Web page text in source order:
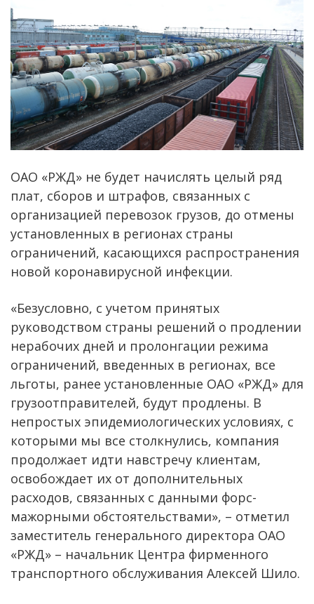
ОАО «РЖД» не будет начислять целый ряд
плат, сборов и штрафов, связанных с
организацией перевозок грузов, до отмены
установленных в регионах страны
ограничений, касающихся распространения
новой коронавирусной инфекции.
«Безусловно, с учетом принятых
руководством страны решений о продлении
нерабочих дней и пролонгации режима
ограничений, введенных в регионах, все
льготы, ранее установленные ОАО «РЖД» для
грузоотправителей, будут продлены. В
непростых эпидемиологических условиях, с
которыми мы все столкнулись, компания
продолжает идти навстречу клиентам,
освобождает их от дополнительных
расходов, связанных с данными форс-
мажорными обстоятельствами», – отметил
заместитель генерального директора ОАО
«РЖД» – начальник Центра фирменного
транспортного обслуживания Алексей Шило.